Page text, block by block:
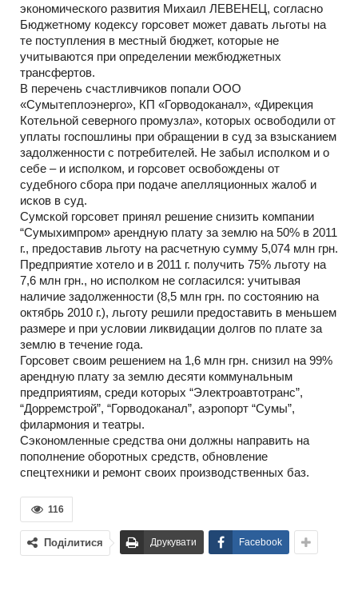
экономического развития Михаил ЛЕВЕНЕЦ, согласно
Бюджетному кодексу горсовет может давать льготы на
те поступления в местный бюджет, которые не
учитываются при определении межбюджетных
трансфертов.
В перечень счастливчиков попали ООО
«Сумытеплоэнерго», КП «Горводоканал», «Дирекция
Котельной северного промузла», которых освободили от
уплаты госпошлины при обращении в суд за взысканием
задолженности с потребителей. Не забыл исполком и о
себе – и исполком, и горсовет освобождены от
судебного сбора при подаче апелляционных жалоб и
исков в суд.
Сумской горсовет принял решение снизить компании
“Сумыхимпром» арендную плату за землю на 50% в 2011
г., предоставив льготу на расчетную сумму 5,074 млн грн.
Предприятие хотело и в 2011 г. получить 75% льготу на
7,6 млн грн., но исполком не согласился: учитывая
наличие задолженности (8,5 млн грн. по состоянию на
октябрь 2010 г.), льготу решили предоставить в меньшем
размере и при условии ликвидации долгов по плате за
землю в течение года.
Горсовет своим решением на 1,6 млн грн. снизил на 99%
арендную плату за землю десяти коммунальным
предприятиям, среди которых “Электроавтотранс”,
“Дорремстрой”, “Горводоканал”, аэропорт “Сумы”,
филармония и театры.
Сэкономленные средства они должны направить на
пополнение оборотных средств, обновление
спецтехники и ремонт своих производственных баз.
116
Поділитися Друкувати Facebook